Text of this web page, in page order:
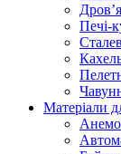
Печі-
Матеріали